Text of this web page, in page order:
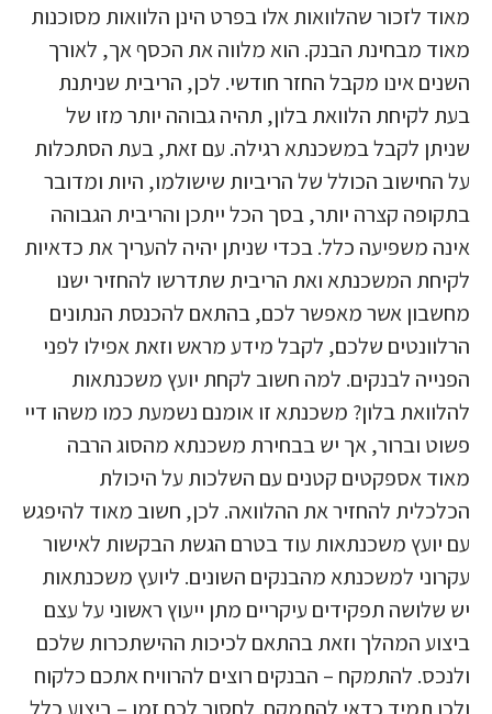
מאוד לזכור שהלוואות אלו בפרט הינן הלוואות מסוכנות
מאוד מבחינת הבנק. הוא מלווה את הכסף אך, לאורך
השנים אינו מקבל החזר חודשי. לכן, הריבית שניתנת
בעת לקיחת הלוואת בלון, תהיה גבוהה יותר מזו של
שניתן לקבל במשכנתא רגילה. עם זאת, בעת הסתכלות
על החישוב הכולל של הריביות שישולמו, היות ומדובר
בתקופה קצרה יותר, בסך הכל ייתכן והריבית הגבוהה
אינה משפיעה כלל. בכדי שניתן יהיה להעריך את כדאיות
לקיחת המשכנתא ואת הריבית שתדרשו להחזיר ישנו
מחשבון אשר מאפשר לכם, בהתאם להכנסת הנתונים
הרלוונטים שלכם, לקבל מידע מראש וזאת אפילו לפני
הפנייה לבנקים. למה חשוב לקחת יועץ משכנתאות
להלוואת בלון? משכנתא זו אומנם נשמעת כמו משהו דיי
פשוט וברור, אך יש בבחירת משכנתא מהסוג הרבה
מאוד אספקטים קטנים עם השלכות על היכולת
הכלכלית להחזיר את ההלוואה. לכן, חשוב מאוד להיפגש
עם יועץ משכנתאות עוד בטרם הגשת הבקשות לאישור
עקרוני למשכנתא מהבנקים השונים. ליועץ משכנתאות
יש שלושה תפקידים עיקריים מתן ייעוץ ראשוני על עצם
ביצוע המהלך וזאת בהתאם לכיכות ההישתכרות שלכם
ולנכס. להתמקח – הבנקים רוצים להרוויח אתכם כלקוח
ולכן תמיד כדאי להתמקח. לחסוך לכם זמן – ביצוע כלל